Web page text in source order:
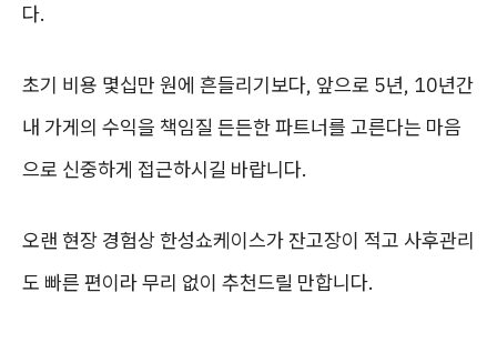
다.
초기 비용 몇십만 원에 흔들리기보다, 앞으로 5년, 10년간
내 가게의 수익을 책임질 든든한 파트너를 고른다는 마음
으로 신중하게 접근하시길 바랍니다.
오랜 현장 경험상 한성쇼케이스가 잔고장이 적고 사후관리
도 빠른 편이라 무리 없이 추천드릴 만합니다.